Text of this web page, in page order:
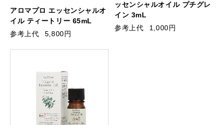
アロマプロ エッセンシャルオ
イル ティートリー 65mL
参考上代
5,800円
ッセンシャルオイル プチグレ
イン 3mL
参考上代
1,000円